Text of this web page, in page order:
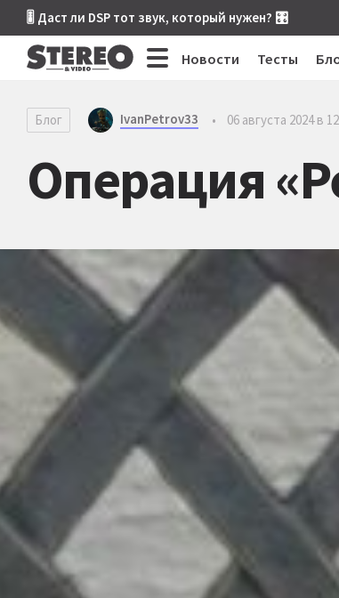
🎚 Даст ли DSP тот звук, который нужен? 🎛
Новости Тесты
Блог IvanPetrov33 • 06 августа 2024 в
Операция